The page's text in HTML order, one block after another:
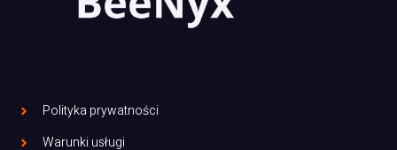
Polityka prywatności
Warunki usługi